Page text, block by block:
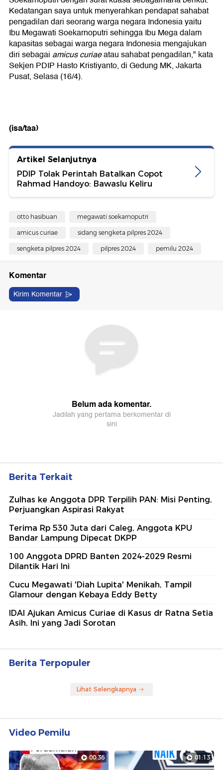
Kedatangan saya untuk menyerahkan pendapat sahabat
pengadilan dari seorang warga negara Indonesia yaitu
Ibu Megawati Soekarnoputri sehingga Ibu Mega dalam
kapasitas sebagai warga negara Indonesia mengajukan
diri sebagai amicus curiaeatau sahabat pengadilan," kata
Sekjen PDIP Hasto Kristiyanto, di Gedung MK, Jakarta
Pusat, Selasa (16/4).
(isa/taa)
Artikel Selanjutnya
PDIP Tolak Perintah Batalkan Copot
Rahmad Handoyo: Bawaslu Keliru
otto hasibuan megawati soekarnoputri
amicus curiae sidang sengketa pilpres 2024
sengketa pilpres 2024 pilpres 2024 pemilu 2024
Berita Terkait
Zulhas ke Anggota DPR Terpilih PAN: Misi Penting,
Perjuangkan Aspirasi Rakyat
Terima Rp 530 Juta dari Caleg, Anggota KPU
Bandar Lampung Dipecat DKPP
100 Anggota DPRD Banten 2024-2029 Resmi
Dilantik Hari Ini
Cucu Megawati 'Diah Lupita' Menikah, Tampil
Glamour dengan Kebaya Eddy Betty
IDAI Ajukan Amicus Curiae di Kasus dr Ratna Setia
Asih, Ini yang Jadi Sorotan
Berita Terpopuler
Lihat Selengkapnya
Video Pemilu
00:36 01:13